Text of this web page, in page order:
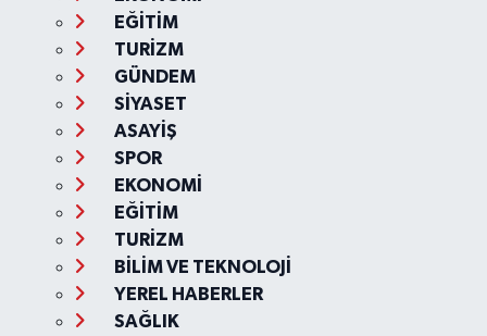
EĞİTİM
TURİZM
GÜNDEM
SİYASET
ASAYİŞ
SPOR
EKONOMİ
EĞİTİM
TURİZM
BİLİM VE TEKNOLOJİ
YEREL HABERLER
SAĞLIK